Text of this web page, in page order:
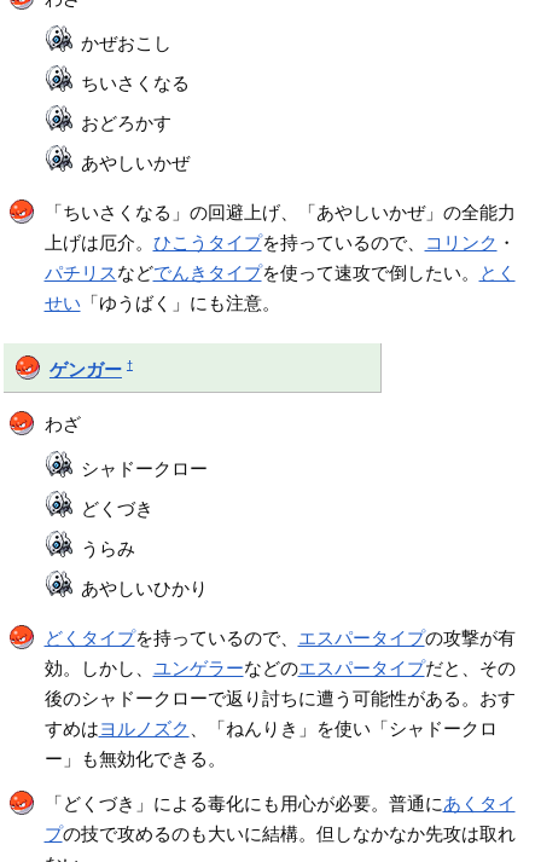
かぜおこし
ちいさくなる
おどろかす
あやしいかぜ
「ちいさくなる」の回避上げ、「あやしいかぜ」の全能力
上げは厄介。 ひこうタイプを持っているので、 コリンク ・
パチリスなどでんきタイプを使って速攻で倒したい。
とく
せい 「ゆうばく」にも注意。
ゲンガー †
わざ
シャドークロー
どくづき
うらみ
あやしいひかり
どくタイプを持っているので、 エスパータイプの攻撃が有
効。しかし、 ユンゲラーなどのエスパータイプだと、その
後のシャドークローで返り討ちに遭う可能性がある。おす
すめはヨルノズク 、「ねんりき」を使い「シャドークロ
ー」も無効化できる。
「どくづき」による毒化にも用心が必要。普通にあくタイ
プの技で攻めるのも大いに結構。但しなかなか先攻は取れ